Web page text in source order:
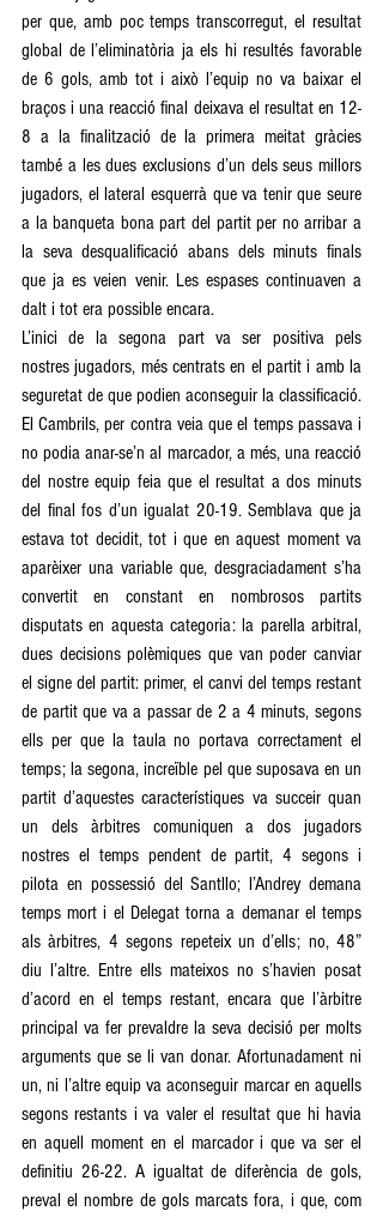
per que, amb poc temps transcorregut, el resultat
global de l’eliminatòria ja els hi resultés favorable
de 6 gols, amb tot i això l’equip no va baixar el
braços i una reacció final deixava el resultat en 12-
8 a la finalització de la primera meitat gràcies
també a les dues exclusions d’un dels seus millors
jugadors, el lateral esquerrà que va tenir que seure
a la banqueta bona part del partit per no arribar a
la seva desqualificació abans dels minuts finals
que ja es veien venir. Les espases continuaven a
dalt i tot era possible encara.
L’inici de la segona part va ser positiva pels
nostres jugadors, més centrats en el partit i amb la
seguretat de que podien aconseguir la classificació.
El Cambrils, per contra veia que el temps passava i
no podia anar-se’n al marcador, a més, una reacció
del nostre equip feia que el resultat a dos minuts
del final fos d’un igualat 20-19. Semblava que ja
estava tot decidit, tot i que en aquest moment va
aparèixer una variable que, desgraciadament s’ha
convertit en constant en nombrosos partits
disputats en aquesta categoria: la parella arbitral,
dues decisions polèmiques que van poder canviar
el signe del partit: primer, el canvi del temps restant
de partit que va a passar de 2 a 4 minuts, segons
ells per que la taula no portava correctament el
temps; la segona, increïble pel que suposava en un
partit d’aquestes característiques va succeir quan
un dels àrbitres comuniquen a dos jugadors
nostres el temps pendent de partit, 4 segons i
pilota en possessió del Santllo; l’Andrey demana
temps mort i el Delegat torna a demanar el temps
als àrbitres, 4 segons repeteix un d’ells; no, 48”
diu l’altre. Entre ells mateixos no s’havien posat
d’acord en el temps restant, encara que l’àrbitre
principal va fer prevaldre la seva decisió per molts
arguments que se li van donar. Afortunadament ni
un, ni l’altre equip va aconseguir marcar en aquells
segons restants i va valer el resultat que hi havia
en aquell moment en el marcador i que va ser el
definitiu 26-22. A igualtat de diferència de gols,
preval el nombre de gols marcats fora, i que, com